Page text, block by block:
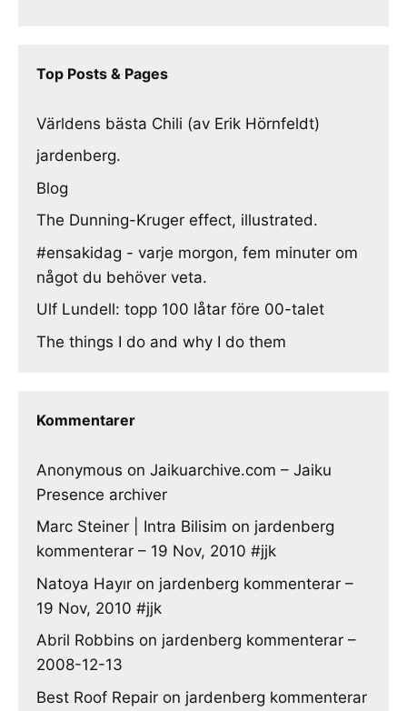
Top Posts & Pages
Världens bästa Chili (av Erik Hörnfeldt)
jardenberg.
Blog
The Dunning-Kruger effect, illustrated.
#ensakidag - varje morgon, fem minuter om
något du behöver veta.
Ulf Lundell: topp 100 låtar före 00-talet
The things I do and why I do them
Kommentarer
Anonymous on Jaikuarchive.com – Jaiku
Presence archiver
Marc Steiner | Intra Bilisim on jardenberg
kommenterar – 19 Nov, 2010 #jjk
Natoya Hayır on jardenberg kommenterar –
19 Nov, 2010 #jjk
Abril Robbins on jardenberg kommenterar –
2008-12-13
Best Roof Repair on jardenberg kommenterar